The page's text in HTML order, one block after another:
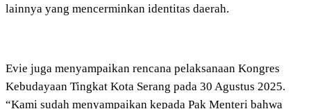
lainnya yang mencerminkan identitas daerah.
Evie juga menyampaikan rencana pelaksanaan Kongres
Kebudayaan Tingkat Kota Serang pada 30 Agustus 2025.
“Kami sudah menyampaikan kepada Pak Menteri bahwa